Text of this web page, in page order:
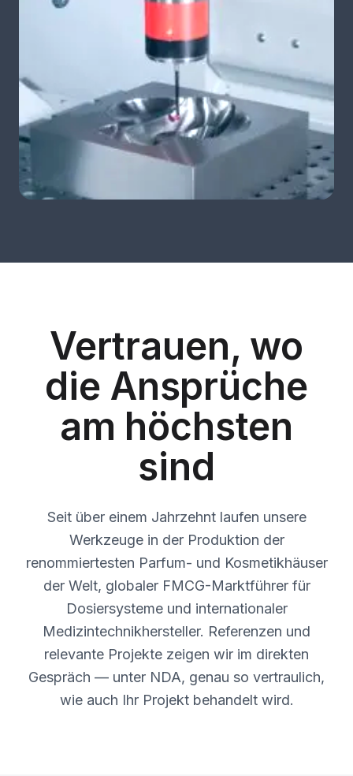
Vertrauen, wo
die Ansprüche
am höchsten
sind
Seit über einem Jahrzehnt laufen unsere
Werkzeuge in der Produktion der
renommiertesten Parfum- und Kosmetikhäuser
der Welt, globaler FMCG-Marktführer für
Dosiersysteme und internationaler
Medizintechnikhersteller. Referenzen und
relevante Projekte zeigen wir im direkten
Gespräch — unter NDA, genau so vertraulich,
wie auch Ihr Projekt behandelt wird.